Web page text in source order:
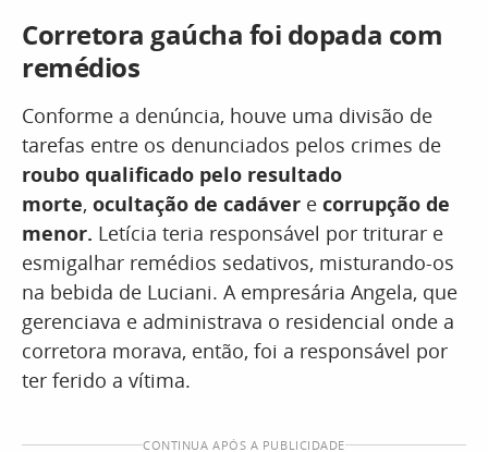
Corretora gaúcha foi dopada com
remédios
Conforme a denúncia, houve uma divisão de
tarefas entre os denunciados pelos crimes de
roubo qualificado pelo resultado
morte, ocultação de cadáver e corrupção de
menor. Letícia teria responsável por triturar e
esmigalhar remédios sedativos, misturando-os
na bebida de Luciani. A empresária Angela, que
gerenciava e administrava o residencial onde a
corretora morava, então, foi a responsável por
ter ferido a vítima.
CONTINUA APÓS A PUBLICIDADE